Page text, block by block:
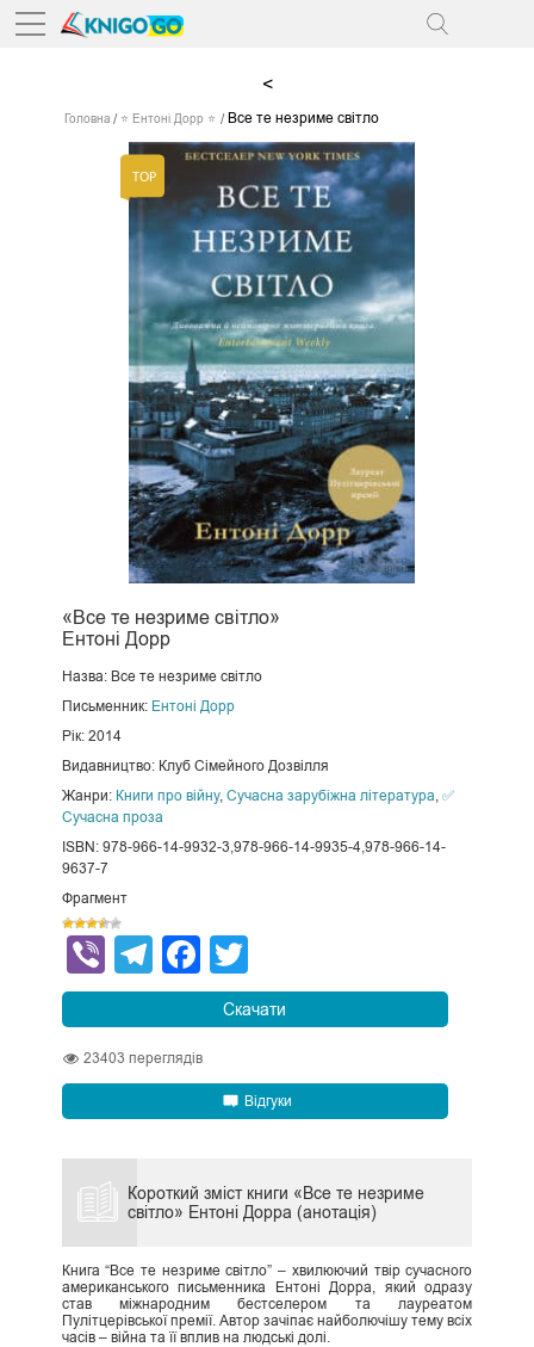
<
Головна ⭐ Ентоні Дорр ⭐ Все те незриме світло
«Все те незриме світло»
Ентоні Дорр
Назва: Все те незриме світло
Письменник: Ентоні Дорр
Рік: 2014
Видавництво: Клуб Сімейного Дозвілля
Жанри: Книги про війну, Сучасна зарубіжна література, ✅
Сучасна проза
ISBN: 978-966-14-9932-3,978-966-14-9935-4,978-966-14-
9637-7
Фрагмент
ViberTelegram
Facebook
Скачати
23403 переглядів
Відгуки
Короткий зміст книги «Все те незриме
світло» Ентоні Дорра (анотація)
Книга “Все те незриме світло” – хвилюючий твір сучасного
американського письменника Ентоні Дорра, який одразу
став міжнародним бестселером та лауреатом
Пулітцерівської премії. Автор зачіпає найболючішу тему всіх
часів – війна та її вплив на людські долі.